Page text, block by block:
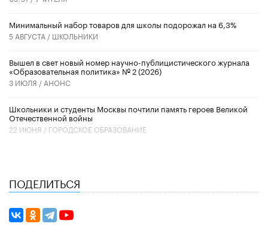
Минимальный набор товаров для школы подорожал на 6,3%
5 АВГУСТА / ШКОЛЬНИКИ
Вышел в свет новый номер научно-публицистического журнала
«Образовательная политика» № 2 (2026)
3 ИЮЛЯ / АНОНС
Школьники и студенты Москвы почтили память героев Великой
Отечественной войны
22 ИЮНЯ / ГОРОДСКОЕ ОБРАЗОВАНИЕ
ПОДЕЛИТЬСЯ